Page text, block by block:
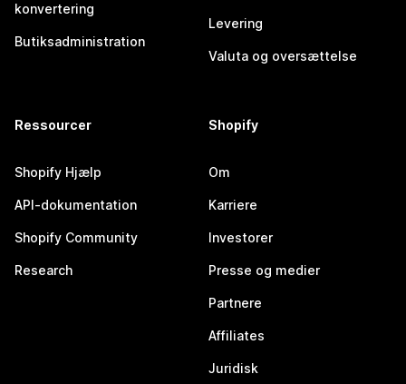
konvertering
Butiksadministration
Levering
Valuta og oversættelse
Ressourcer
Shopify Hjælp
API-dokumentation
Shopify Community
Research
Shopify
Om
Karriere
Investorer
Presse og medier
Partnere
Affiliates
Juridisk